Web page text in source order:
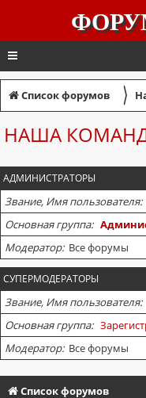
Список форумов 〉
НАША
АДМИНИСТРАТОРЫ
Звание, Имя пользователя
Основная группа
Модератор Все форумы
СУПЕРМОДЕРАТОРЫ
Звание, Имя пользователя
Основная группа
Модератор Все форумы
Список форумов